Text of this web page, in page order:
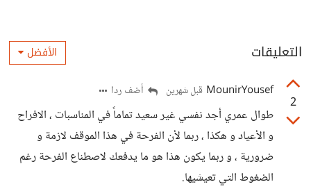
التعليقات الأفضل
2
MounirYousef قبل شهرين أضف ردا
طوال عمري أجد نفسي غير سعيد تماماً في المناسبات ، الافراح
و الأعياد و هكذا ، ربما لأن الفرحة في هذا الموقف لازمة و
ضرورية ، و ربما يكون هذا هو ما يدفعك لاصطناع الفرحة رغم
الضغوط التي تعيشيها.